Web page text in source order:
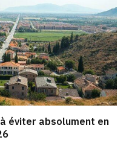
éviter absolument en